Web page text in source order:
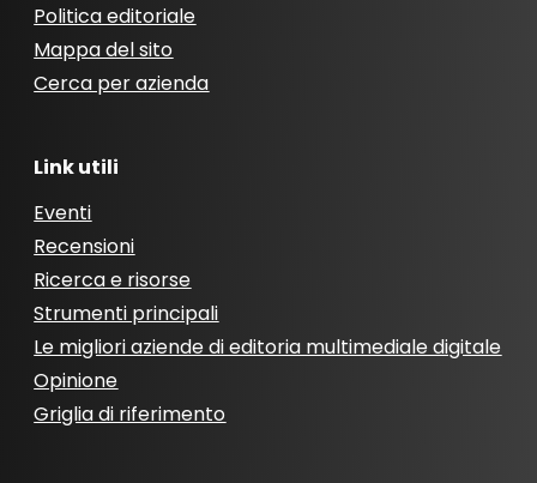
Politica editoriale
Mappa del sito
Cerca per azienda
Link utili
Eventi
Recensioni
Ricerca e risorse
Strumenti principali
Le migliori aziende di editoria multimediale digitale
Opinione
Griglia di riferimento